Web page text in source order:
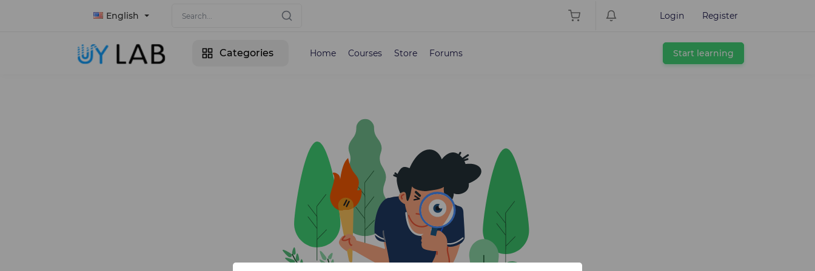
English Login Register
Categories Home Courses Store Forums Start learning